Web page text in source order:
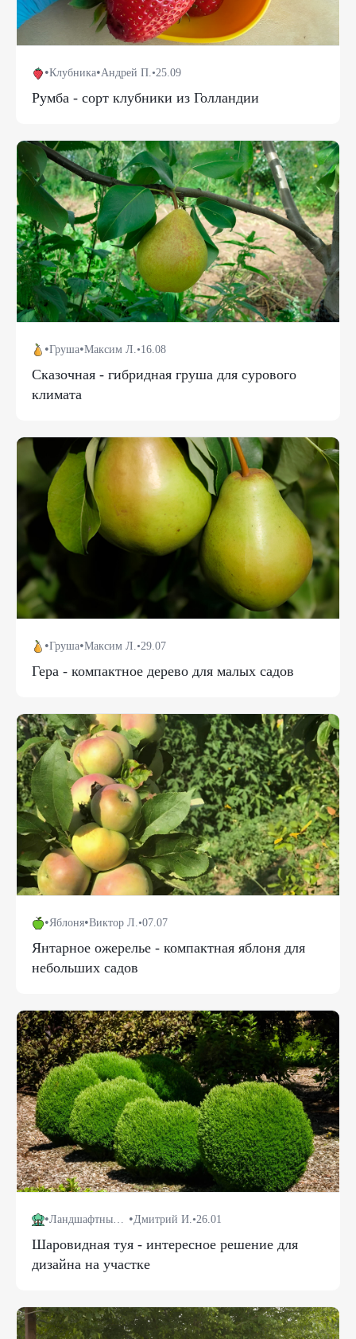
•Клубника•Андрей П.•25.09
Румба - сорт клубники из Голландии
•Груша•Максим Л.•16.08
Сказочная - гибридная груша для сурового
климата
•Груша•Максим Л.•29.07
Гера - компактное дерево для малых садов
•Яблоня•Виктор Л.•07.07
Янтарное ожерелье - компактная яблоня для
небольших садов
• Ландшафтный дизайн •Дмитрий И.•26.01
Шаровидная туя - интересное решение для
дизайна на участке